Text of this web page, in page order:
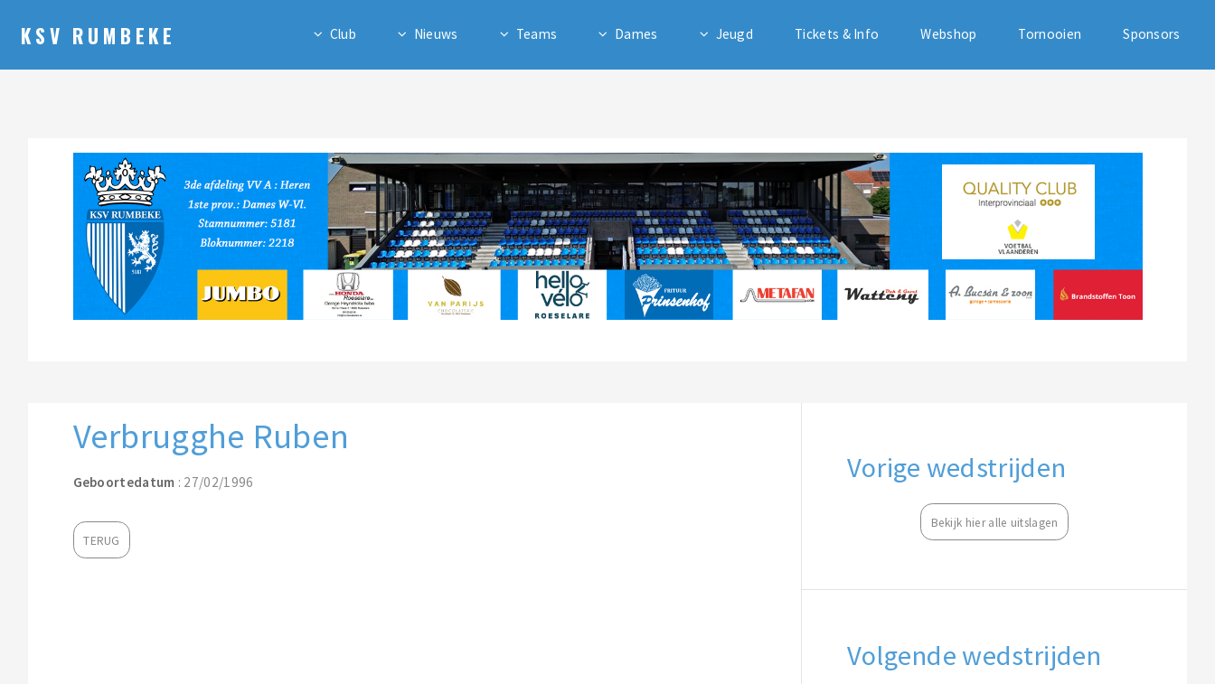
KSV RUMBEKE Club Nieuws Teams Dames Jeugd Tickets & Info Webshop Tornooien Sponsors
Verbrugghe Ruben
Geboortedatum : 27/02/1996
TERUG
Vorige wedstrijden
Bekijk hier alle uitslagen
Volgende wedstrijden